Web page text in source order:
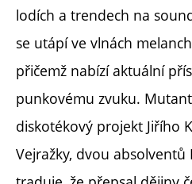
lodích a trendech na
se utápí ve vlnách
přičemž nabízí aktuální
punkovému zvuku.
diskotékový projekt Jiřího
Vejražky, dvou absolventů